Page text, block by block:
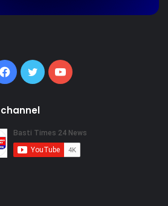
Facebook
TwitterYouTube